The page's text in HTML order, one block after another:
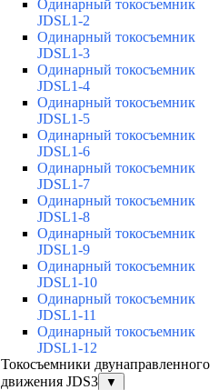
Одинарный токосъемник
JDSL1-2
Одинарный токосъемник
JDSL1-3
Одинарный токосъемник
JDSL1-4
Одинарный токосъемник
JDSL1-5
Одинарный токосъемник
JDSL1-6
Одинарный токосъемник
JDSL1-7
Одинарный токосъемник
JDSL1-8
Одинарный токосъемник
JDSL1-9
Одинарный токосъемник
JDSL1-10
Одинарный токосъемник
JDSL1-11
Одинарный токосъемник
JDSL1-12
Токосъемники двунаправленного
движения JDS3
▼